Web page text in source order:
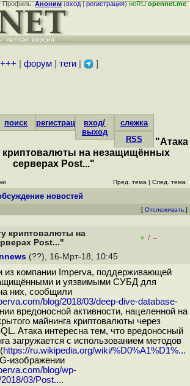
Профиль:Аноним(вход|регистрация)неRUopennet.me
+++ форум| теги| ]
поиск регистрациявход/
выход
слежка
RSS
"Атака
криптовалюты на незащищённых
серверах Post..."
Пред. тема | След. тема
новостей
[ Отслеживать ]
криптовалюты на
Post..."
+ / –
(??), 16-Мрт-18, 10:45
из компании Imperva, поддерживающей
и уязвимыми СУБД для
них, сообщили
blog/2018/03/deep-dive-database-
вредоносной активности, нацеленной на
майнинга криптовалюты через
Атака интересна тем, что вредоносный
загружается с использованием методов
https://ru.wikipedia.org/wiki/%D0%A1%D1%...
изображении
blog/wp-
03/Post....